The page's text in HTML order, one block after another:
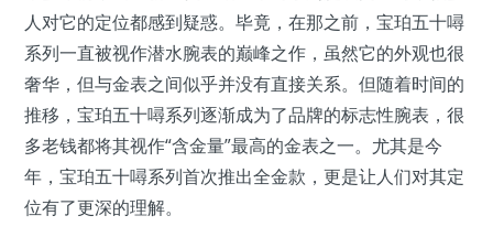
人对它的定位都感到疑惑。毕竟，在那之前，宝珀五十噚
系列一直被视作潜水腕表的巅峰之作，虽然它的外观也很
奢华，但与金表之间似乎并没有直接关系。但随着时间的
推移，宝珀五十噚系列逐渐成为了品牌的标志性腕表，很
多老钱都将其视作“含金量”最高的金表之一。尤其是今
年，宝珀五十噚系列首次推出全金款，更是让人们对其定
位有了更深的理解。